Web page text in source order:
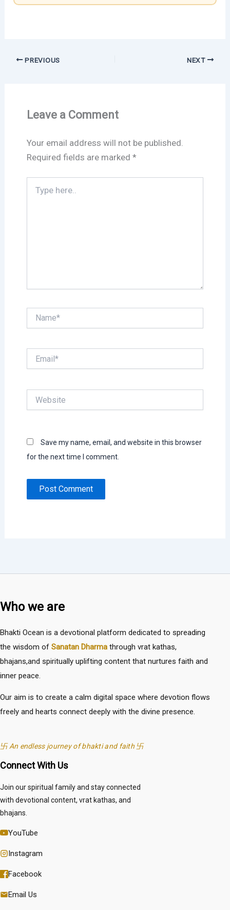
PREVIOUS NEXT
Leave a Comment
Your email address will not be published.
Required fields are marked *
here..
Save my name, email, and website in this browser
for the next time I comment.
Who we are
Bhakti Ocean is a devotional platform dedicated to spreading
the wisdom of Sanatan Dharma through vrat kathas,
bhajans,and spiritually uplifting content that nurtures faith and
inner peace.
Our aim is to create a calm digital space where devotion flows
freely and hearts connect deeply with the divine presence.
卐 An endless journey of bhakti and faith 卐
Connect With Us
Join our spiritual family and stay connected
with devotional content, vrat kathas, and
bhajans.
YouTube
Instagram
Facebook
Email Us